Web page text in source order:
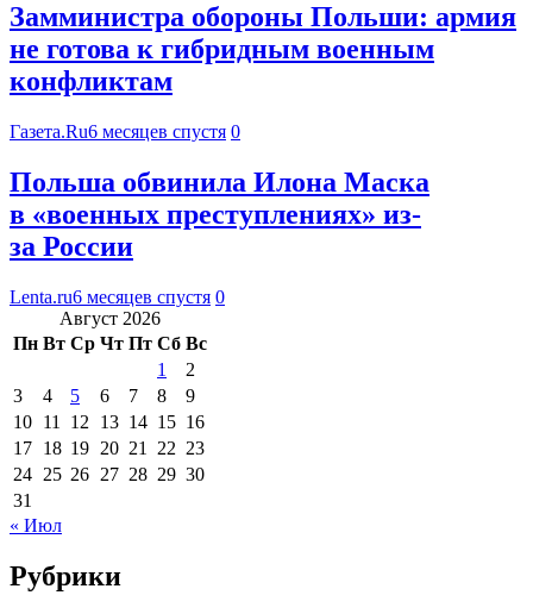
Замминистра обороны Польши: армия
не готова к гибридным военным
конфликтам
Газета.Ru6 месяцев спустя 0
Польша обвинила Илона Маска
в «военных преступлениях» из-
за России
Lenta.ru6 месяцев спустя 0
Август 2026
Пн Вт Ср Чт Пт Сб Вс
1
2
3
4 5 6 7 8
9
10 11 12 13 14 15 16
17 18 19 20 21 22 23
24 25 26 27 28 29 30
31
« Июл
Рубрики